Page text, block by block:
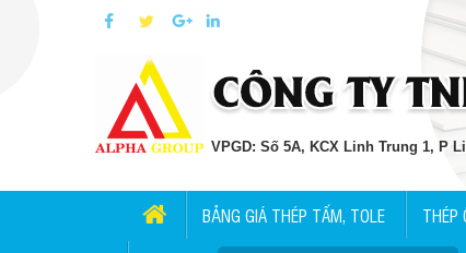
VPGD: Số 5A, KCX Linh Trung 1, P
BẢNG GIÁ THÉP TẤM, TOLE THÉP